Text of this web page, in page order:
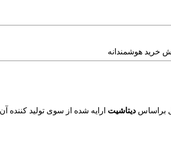
خرید هوشمندانه
دیتاشیت ارایه شده از سوی تولید کننده